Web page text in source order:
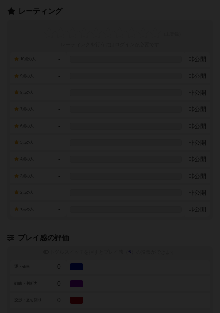
レーティング
- 非公開
- 非公開
- 非公開
7点の人 - 非公開
- 非公開
- 非公開
- 非公開
- 非公開
- 非公開
- 非公開
プレイ感の評価
※
0
戦略・判断力 0
0